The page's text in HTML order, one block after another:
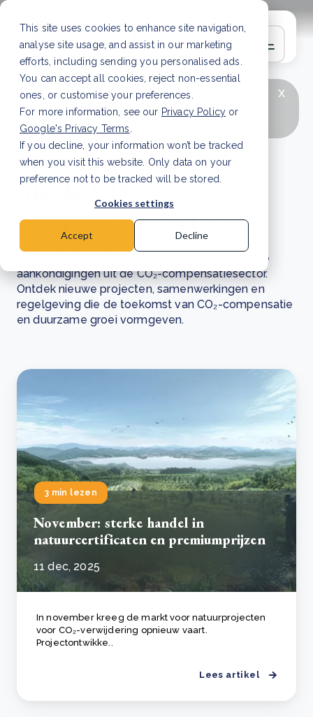
This site uses cookies to enhance site navigation,
analyse site usage, and assist in our marketing
efforts, including sending you personalised ads.
You can accept all cookies, reject non-essential
ones, or customise your preferences.
For more information, see our Privacy Policy or
Google's Privacy Terms
If you decline, your information won’t be tracked
when you visit this website. Only data on your
preference not to be tracked will be stored.
Cookies settings
Accept Decline
x
LAATSTE ARTIKEL
CSRD en uw positie als
leverancier: wat verandert er in 2026?Lees
artikel
Nieuws en updates
uit de CO₂-
compensatiesector
Blijf op de hoogte van het laatste nieuws en de
aankondigingen uit de CO₂-compensatiesector.
Ontdek nieuwe projecten, samenwerkingen en
regelgeving die de toekomst van CO₂-compensatie
en duurzame groei vormgeven.
3 min lezen
November: sterke handel in
natuurcertificaten en premiumprijzen
11 dec, 2025
In november kreeg de markt voor natuurprojecten
voor CO₂-verwijdering opnieuw vaart.
Projectontwikke..
Lees artikel